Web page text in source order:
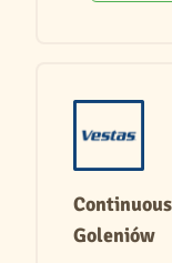
Goleniów